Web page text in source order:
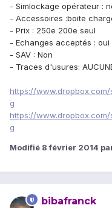
- Simlockage opérateur :
- Accessoires :boite
- Prix : 250e 200e seul
- Echanges acceptés : oui
- SAV : Non
- Traces d'usures:
https://www.dropbox.com/
g
https://
g
Modifié 8 février 2014
bibafranck